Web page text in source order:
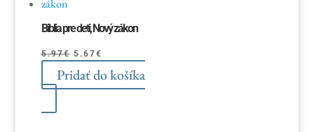
Biblia pre deti, Nový zákon
5.97€ Pôvodná
cena
bola:
5.67€
cena
je:
Pridať do košíka